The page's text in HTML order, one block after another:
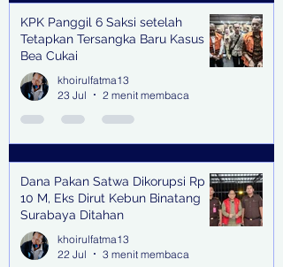
KPK Panggil 6 Saksi setelah
Tetapkan Tersangka Baru Kasus
Bea Cukai
khoirulfatma13
23 Jul
2 menit membaca
Dana Pakan Satwa Dikorupsi Rp
10 M, Eks Dirut Kebun Binatang
Surabaya Ditahan
khoirulfatma13
22 Jul
3 menit membaca